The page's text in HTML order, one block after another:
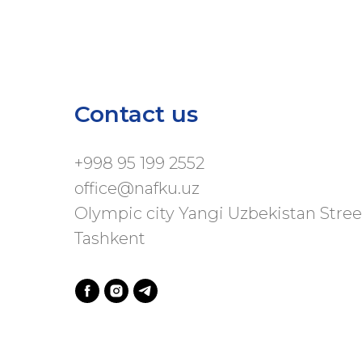
Contact us
+998 95 199 2552
office@nafku.uz
Olympic city Yangi Uzbekistan
Tashkent